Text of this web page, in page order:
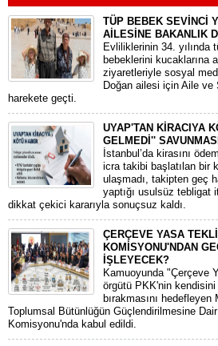
TÜP BEBEK SEVİNCİ
AİLESİNE BAKANLIK
​Evliliklerinin 34. yılında
bebeklerini kucaklarına
ziyaretleriyle sosyal
Doğan ailesi için Aile ve
harekete geçti.
UYAP'TAN KİRACIYA
GELMEDİ''
​İstanbul’da kirasını
icra takibi başlatılan bir
ulaşmadı, takipten geç
yaptığı usulsüz tebligat
dikkat çekici kararıyla sonuçsuz kaldı.
ÇERÇEVE YASA
KOMİSYONU'NDAN
İŞLEYECEK?
​Kamuoyunda "Çerçeve
örgütü PKK'nin
bırakmasını
Toplumsal Bütünlüğün Güçlendirilmesine
Komisyonu'nda kabul edildi.